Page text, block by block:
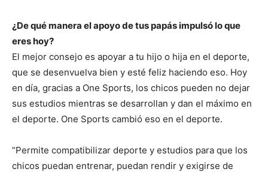
¿De qué manera el apoyo de tus papás impulsó lo que
eres hoy?
El mejor consejo es apoyar a tu hijo o hija en el deporte,
que se desenvuelva bien y esté feliz haciendo eso. Hoy
en día, gracias a One Sports, los chicos pueden no dejar
sus estudios mientras se desarrollan y dan el máximo en
el deporte. One Sports cambió eso en el deporte.
“Permite compatibilizar deporte y estudios para que los
chicos puedan entrenar, puedan rendir y exigirse de